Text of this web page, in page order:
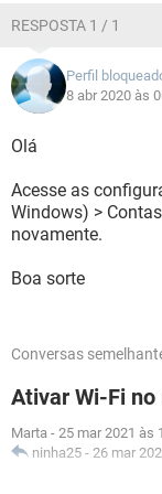
RESPOSTA 1 / 1
Perfil
8 abr 2020 às
Olá
Acesse as
Windows) >
novamente.
Boa sorte
Conversas
Ativar Wi-Fi no
Marta - 25 mar 2021 às
ninha25 - 26 mar